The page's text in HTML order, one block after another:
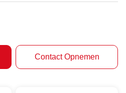
Contact Opnemen